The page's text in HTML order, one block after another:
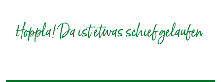
Hoppla! Da ist etwas schief gelaufen.